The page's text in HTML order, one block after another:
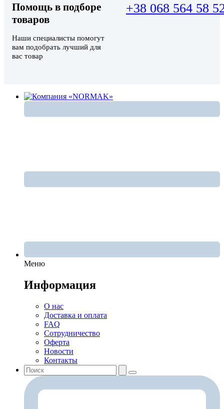
Помощь в подборе
товаров
Наши специалисты помогут
вам подобрать лучший для
вас товар
+38 068 564 58
Меню
Информация
О нас
Доставка и оплата
FAQ
Сотрудничество
Оферта
Новости
Контакты